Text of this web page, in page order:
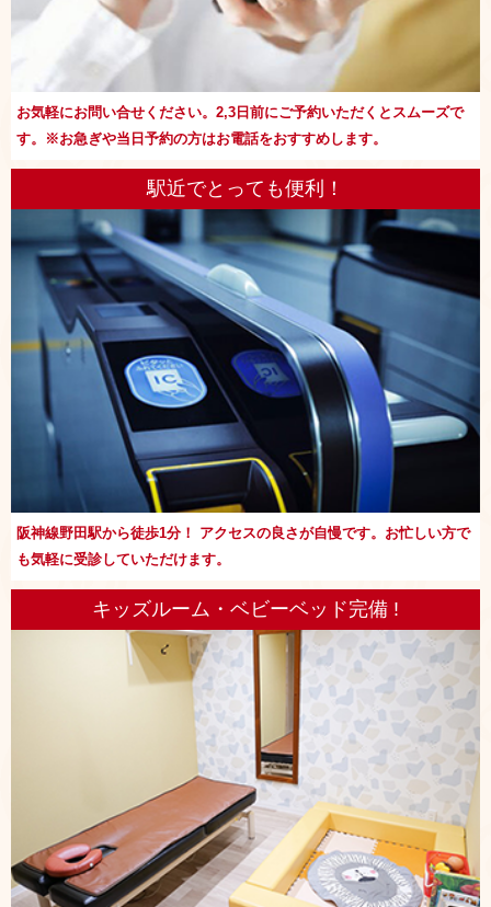
お気軽にお問い合せください。2,3日前にご予約いただくとスムーズで
す。※お急ぎや当日予約の方はお電話をおすすめします。
駅近でとっても便利！
阪神線野田駅から徒歩1分！ アクセスの良さが自慢です。お忙しい方で
も気軽に受診していただけます。
キッズルーム・ベビーベッド完備 !